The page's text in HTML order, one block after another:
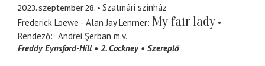
2023. szeptember 28.
Szatmári színház
Frederick Loewe - Alan Jay Lenrner My fair lady
Rendező Andrei Şerban m.v.
Freddy Eynsford-Hill
2. Cockney Szereplő